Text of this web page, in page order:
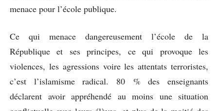
menace pour l’école publique.
Ce qui menace dangereusement l’école de la
République et ses principes, ce qui provoque les
violences, les agressions voire les attentats terroristes,
c’est l’islamisme radical. 80 % des enseignants
déclarent avoir appréhendé au moins une situation